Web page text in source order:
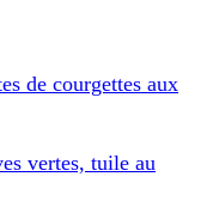
de courgettes aux
vertes, tuile au